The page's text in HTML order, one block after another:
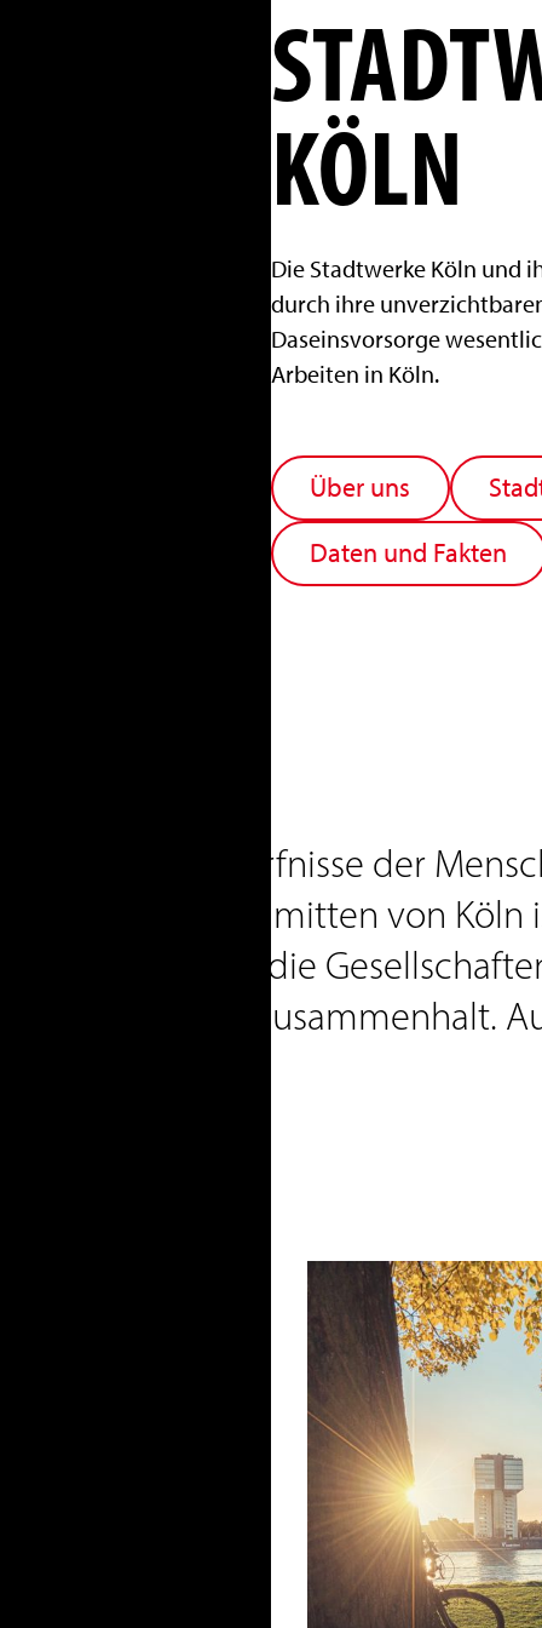
KÖLN
Die Stadtwerke Köln und
durch ihre
Daseinsvorsorge
Arbeiten in Köln.
Über uns
Daten und Fakten
die Bedürfnisse der
Unsere Arbeit inmitten von
unterstützen die
fördern ihren Zusammenhalt.